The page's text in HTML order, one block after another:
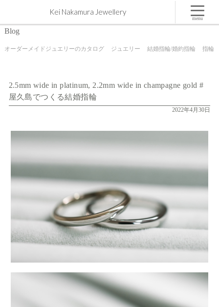
2.5mm wide in platinum, 2.2mm wide in champagne gold #屋久島でつくる結婚指輪 | 屋久島,ジュエ
リー,オーダーメイドのマリッジリング（結婚・婚約指輪）制作 | Kei Nakamura Jewellery Blog
Kei Nakamura Jewellery
Blog
オーダーメイドジュエリーのカタログ ジュエリー 結婚指輪/婚約指輪 指輪
2.5mm wide in platinum, 2.2mm wide in champagne gold #
屋久島でつくる結婚指輪
2022年4月30日
menu